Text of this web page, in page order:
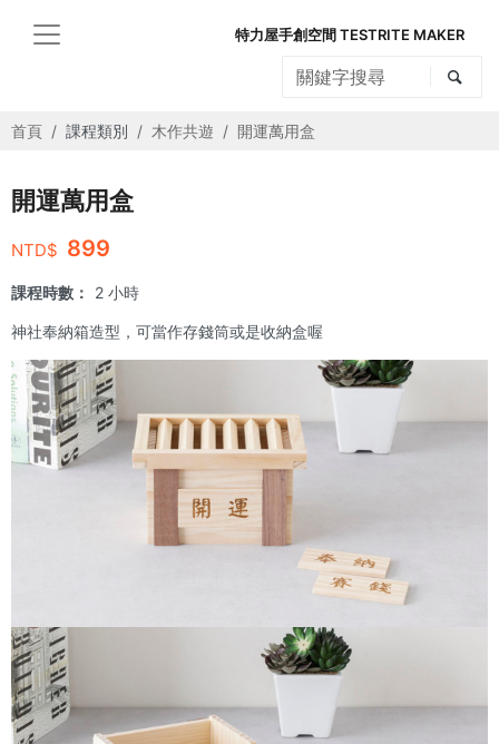
特力屋手創空間 TESTRITE MAKER
首頁 課程類別 木作共遊 開運萬用盒
開運萬用盒
NTD$ 899
課程時數： 2 小時
神社奉納箱造型，可當作存錢筒或是收納盒喔